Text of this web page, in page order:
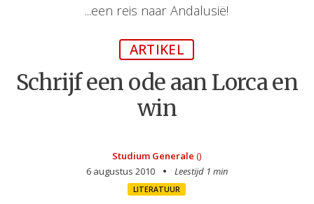
...een reis naar Andalusië!
ARTIKEL
Schrijf een ode aan Lorca en
win
Studium Generale ()
6 augustus 2010
Leestijd 1 min
LITERATUUR